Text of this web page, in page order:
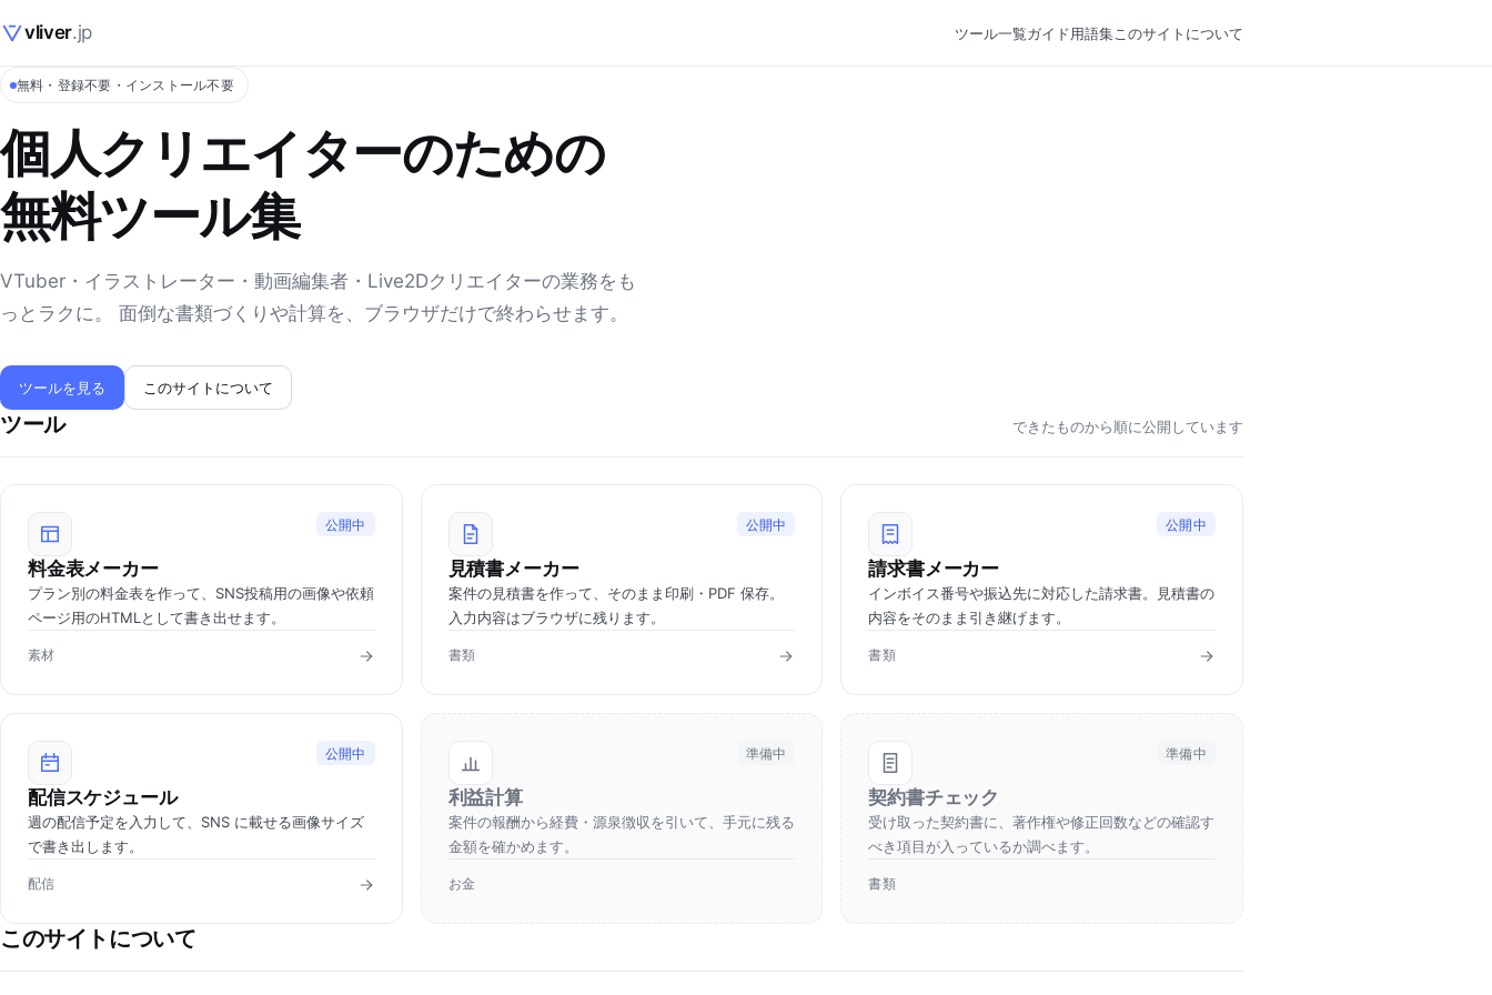
vliver.jp ツール一覧ガイド用語集このサイトについて
無料・登録不要・インストール不要
個人クリエイターのための
無料ツール集
VTuber・イラストレーター・動画編集者・Live2Dクリエイターの業務をも
っとラクに。 面倒な書類づくりや計算を、ブラウザだけで終わらせます。
ツールを見る このサイトについて
ツール できたものから順に公開しています
公開中
料金表メーカー
プラン別の料金表を作って、SNS投稿用の画像や依頼
ページ用のHTMLとして書き出せます。
素材
公開中
見積書メーカー
案件の見積書を作って、そのまま印刷・PDF 保存。
入力内容はブラウザに残ります。
書類
公開中
請求書メーカー
インボイス番号や振込先に対応した請求書。見積書の
内容をそのまま引き継げます。
書類
公開中
配信スケジュール
週の配信予定を入力して、SNS に載せる画像サイズ
で書き出します。
配信
準備中
利益計算
案件の報酬から経費・源泉徴収を引いて、手元に残る
金額を確かめます。
お金
準備中
契約書チェック
受け取った契約書に、著作権や修正回数などの確認す
べき項目が入っているか調べます。
書類
このサイトについて